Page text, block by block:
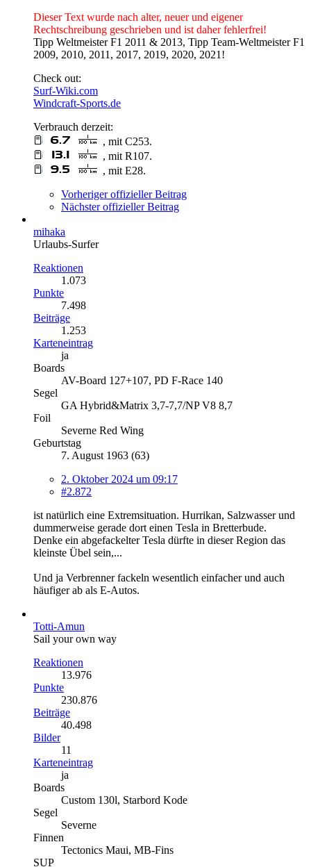
Dieser Text wurde nach alter, neuer und eigener
Rechtschreibung geschrieben und ist daher fehlerfrei!
Tipp Weltmeister F1 2011 & 2013, Tipp Team-Weltmeister F1
2009, 2010, 2011, 2017, 2019, 2020, 2021!
Check out:
Surf-Wiki.com
Windcraft-Sports.de
Verbrauch derzeit:
, mit C253.
, mit R107.
, mit E28.
Vorheriger offizieller Beitrag
Nächster offizieller Beitrag
mihaka
Urlaubs-Surfer
Reaktionen
1.073
Punkte
7.498
Beiträge
1.253
Karteneintrag
ja
Boards
AV-Board 127+107, PD F-Race 140
Segel
GA Hybrid&Matrix 3,7-7,7/NP V8 8,7
Foil
Severne Red Wing
Geburtstag
7. August 1963 (63)
2. Oktober 2024 um 09:17
#2.872
ist natürlich eine Extremsituation. Hurrikan, Salzwasser und
dummerweise gerade dort einen Tesla in Bretterbude.
Denke ein abgefackelter Tesla dürfte in dieser Region das
kleinste Übel sein,...
Und ja Verbrenner fackeln wesentlich einfacher und auch
häufiger ab als E-Autos.
Totti-Amun
Sail your own way
Reaktionen
13.976
Punkte
230.876
Beiträge
40.498
Bilder
11
Karteneintrag
ja
Boards
Custom 130l, Starbord Kode
Segel
Severne
Finnen
Tectonics Maui, MB-Fins
SUP